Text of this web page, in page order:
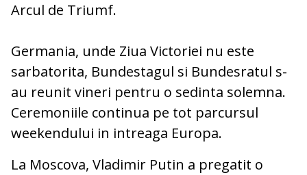
Arcul de Triumf.
Germania, unde Ziua Victoriei nu este
sarbatorita, Bundestagul si Bundesratul s-
au reunit vineri pentru o sedinta solemna.
Ceremoniile continua pe tot parcursul
weekendului in intreaga Europa.
La Moscova, Vladimir Putin a pregatit o